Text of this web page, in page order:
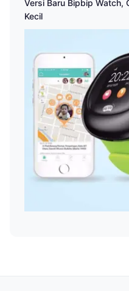
Versi Baru Bipbip Watch,
Kecil